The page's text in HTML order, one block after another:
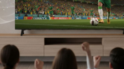
Confirmo que li, aceito e concordo com os